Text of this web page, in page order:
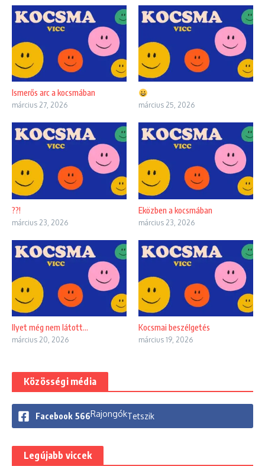
Ismerős arc a kocsmában
március 27, 2026 március 25, 2026
??!
március 23, 2026
Eközben a kocsmában
március 23, 2026
Ilyet még nem látott…
március 20, 2026
Kocsmai beszélgetés
március 19, 2026
Közösségi média
Facebook 566RajongókTetszik
Legújabb viccek